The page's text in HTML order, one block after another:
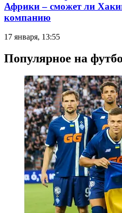
Африки – сможет ли
компанию
17 января, 13:55
Популярное на